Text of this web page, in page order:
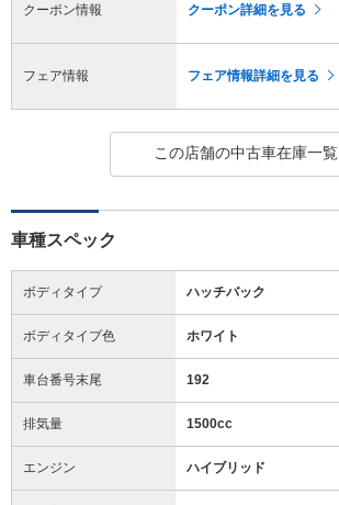
クーポン情報 クーポン詳細を見る
フェア情報 フェア情報詳細を見る
この店舗の中古車在庫一覧
車種スペック
ボディタイプ ハッチバック
ボディタイプ色 ホワイト
車台番号末尾 192
排気量 1500cc
エンジン ハイブリッド